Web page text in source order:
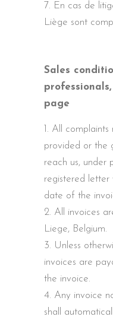
En cas de
Liège sont
Sales
page
All complaints
provided or the
reach us, under
registered letter
date of the
All invoices
Liege, Belgium.
Unless
invoices are
the invoice.
Any invoice
shall